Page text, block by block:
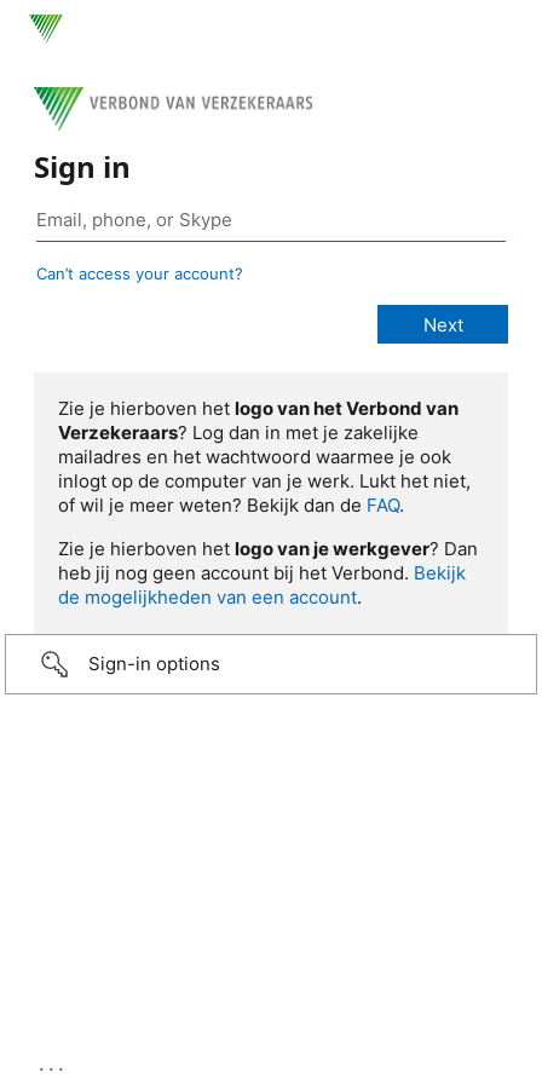
Sign in
Can’t access your account?
Zie je hierboven het logo van het Verbond van
Verzekeraars? Log dan in met je zakelijke
mailadres en het wachtwoord waarmee je ook
inlogt op de computer van je werk. Lukt het niet,
of wil je meer weten? Bekijk dan de FAQ.
Zie je hierboven het logo van je werkgever? Dan
heb jij nog geen account bij het Verbond. Bekijk
de mogelijkheden van een account.
Sign-in options
...